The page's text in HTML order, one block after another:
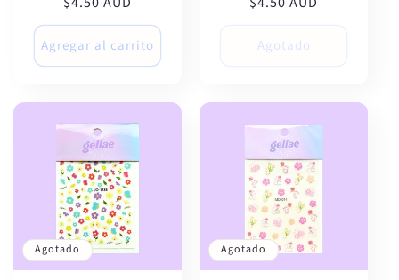
habitual
Agregar al carrito Agotado
Agotado Agotado